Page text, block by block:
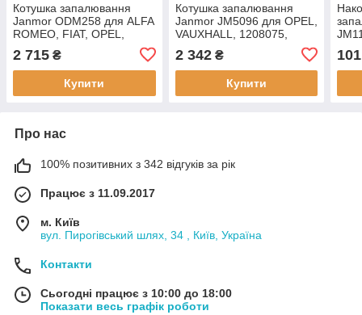
Котушка запалювання
Janmor ODM258 для ALFA
ROMEO, FIAT, OPEL,
10458316, 71739725, EAN
5902925000606
2 715 ₴
Купити
Котушка запалювання
Janmor JM5096 для OPEL,
VAUXHALL, 1208075,
90541062, 90563160, EAN
5902925205230
2 342₴
Купити
101
Про нас
100% позитивних з 342 відгуків за рік
Працює з 11.09.2017
м. Київ
вул. Пирогівський шлях, 34 , Київ, Україна
Контакти
Сьогодні працює з 10:00 до 18:00
Показати весь графік роботи